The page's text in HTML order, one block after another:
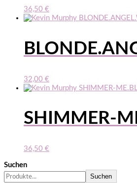
36,50 €
32,00 €
SHIMMER-
36,50 €
Suchen
Suchen